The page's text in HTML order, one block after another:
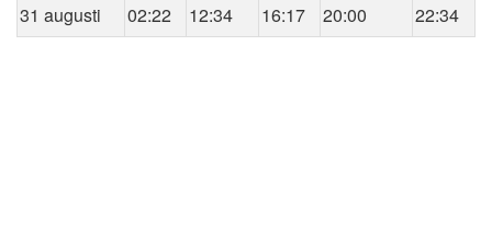
31 augusti
02:22 12:34 16:17 20:00 22:34